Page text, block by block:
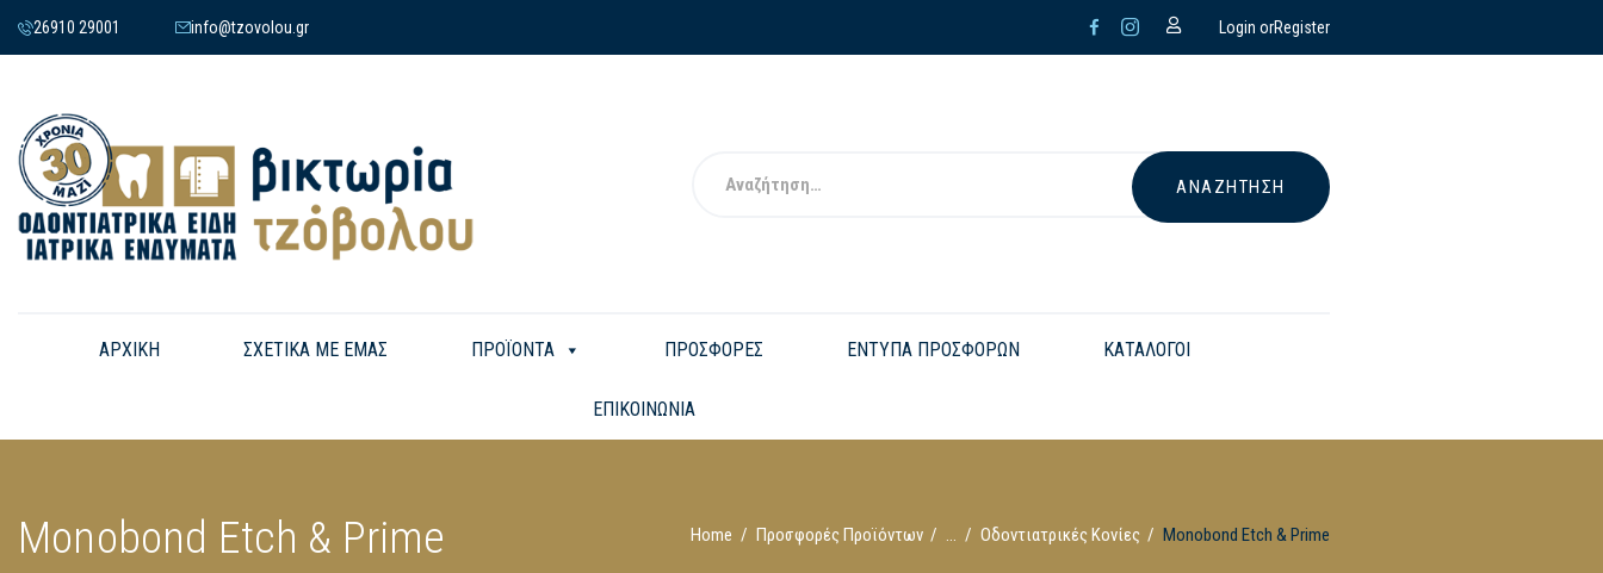
26910 29001 info@tzovolou.gr Login orRegister
ΑΡΧΙΚΗ ΣΧΕΤΙΚΑ ΜΕ ΕΜΑΣ ΠΡΟΪΟΝΤΑ ΠΡΟΣΦΟΡΕΣ ΕΝΤΥΠΑ ΠΡΟΣΦΟΡΩΝ ΚΑΤΑΛΟΓΟΙ
ΕΠΙΚΟΙΝΩΝΙΑ
Monobond Etch & Prime Home Προσφορές Προϊόντων ... Οδοντιατρικές Κονίες Monobond Etch & Prime